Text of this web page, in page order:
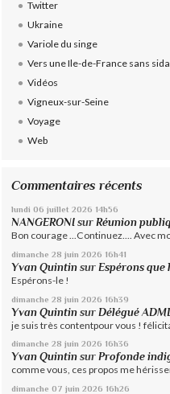
Twitter
Ukraine
Variole du singe
Vers une Ile-de-France sans
Vidéos
Vigneux-sur-Seine
Voyage
Web
Commentaires récents
lundi 06 juillet 2026 14h56
NANGERONI surRéunion
Bon courage ...Continuez.... Avec
dimanche 28 juin 2026 16h41
Yvan Quintin surEspérons que
Espérons-le !
dimanche 28 juin 2026 16h39
Yvan Quintin surDélégué
je suis très contentpour vous !
dimanche 28 juin 2026 16h36
Yvan Quintin surProfonde
comme vous, ces propos me
dimanche 07 juin 2026 16h26